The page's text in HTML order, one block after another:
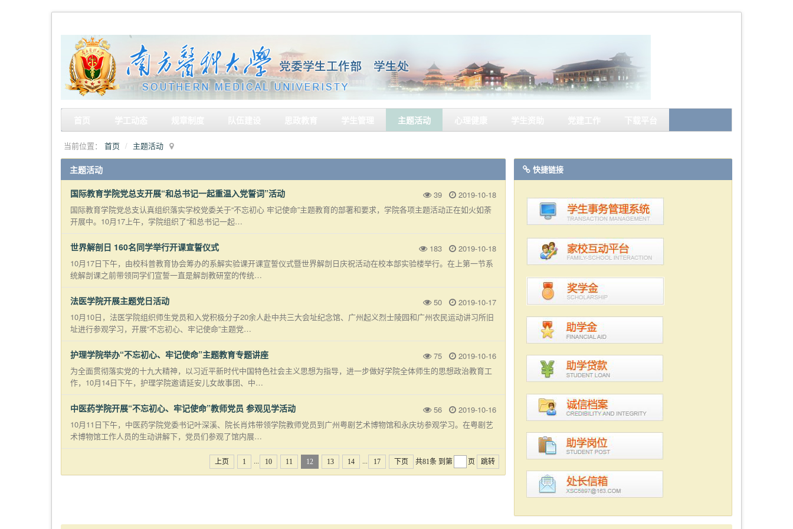
主题活动
当前位置： 首页 主题活动
主题活动
39 2019-10-18
国际教育学院党总支开展“和总书记一起重温入党誓词”活动
国际教育学院党总支认真组织落实学校党委关于“不忘初心 牢记使命”主题教育的部署和要求，学院各项主题活动正在如火如荼
开展中。10月17上午，学院组织了“和总书记一起…
183 2019-10-18
世界解剖日 160名同学举行开课宣誓仪式
10月17日下午，由校科普教育协会筹办的系解实验课开课宣誓仪式暨世界解剖日庆祝活动在校本部实验楼举行。在上第一节系
统解剖课之前带领同学们宣誓一直是解剖教研室的传统…
50 2019-10-17
法医学院开展主题党日活动
10月10日，法医学院组织师生党员和入党积极分子20余人赴中共三大会址纪念馆、广州起义烈士陵园和广州农民运动讲习所旧
址进行参观学习，开展“不忘初心、牢记使命”主题党…
75 2019-10-16
护理学院举办“不忘初心、牢记使命”主题教育专题讲座
为全面贯彻落实党的十九大精神，以习近平新时代中国特色社会主义思想为指导，进一步做好学院全体师生的思想政治教育工
作，10月14日下午，护理学院邀请延安儿女故事团、中…
56 2019-10-16
中医药学院开展“不忘初心、牢记使命”教师党员 参观见学活动
10月11日下午，中医药学院党委书记叶深溪、院长肖炜带领学院教师党员到广州粤剧艺术博物馆和永庆坊参观学习。在粤剧艺
术博物馆工作人员的生动讲解下，党员们参观了馆内展…
上页 1 10 11 12 13 14 17 下页 共81条 到第 页 跳转
快捷链接